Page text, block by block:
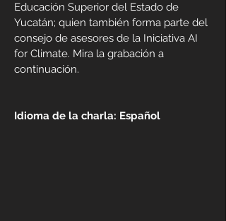
Educación Superior del Estado de
Yucatán; quien también forma parte del
consejo de asesores de la Iniciativa AI
for Climate. Mira la grabación a
continuación.
Idioma de la charla: Español